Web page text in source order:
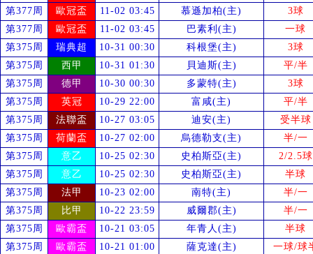
第377周
歐冠盃 11-02 03:45 慕遜加柏(主)
3球
第377周
歐冠盃 11-02 03:45 巴素利(主)
一球
第375周
瑞典超 10-31 00:30 科根堡(主)
3球
第375周
西甲 10-31 01:30 貝迪斯(主)
平/半
第375周
德甲 10-30 00:30 多蒙特(主)
3球
第375周
英冠 10-29 22:00 富咸(主)
平/半
第375周
法聯盃 10-27 03:05 迪安(主) 受半球
第375周
荷蘭盃 10-27 02:00 烏德勒支(主)
半/一
第375周
意乙 10-25 02:30 史柏斯亞(主)
2/2.5球
第375周
意乙 10-25 02:30 史柏斯亞(主)
半球
第375周
法甲 10-23 02:00 南特(主)
半/一
第375周
比甲 10-22 23:59 威爾郡(主)
半/一
第375周
歐霸盃 10-21 03:05 年青人(主)
半球
第375周
歐霸盃 10-21 01:00 薩克達(主)
一球/球